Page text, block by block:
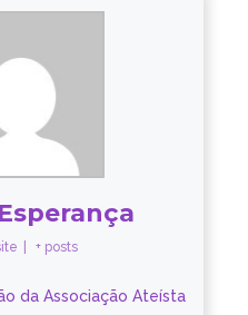
+ posts
da Associação Ateísta